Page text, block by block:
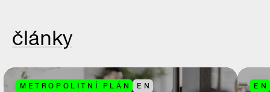
články
METROPOLITNÍ PLÁN EN EN